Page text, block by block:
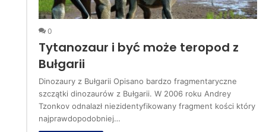
0
Tytanozaur i być może teropod z
Bułgarii
Dinozaury z Bułgarii Opisano bardzo fragmentaryczne
szczątki dinozaurów z Bułgarii. W 2006 roku Andrey
Tzonkov odnalazł niezidentyfikowany fragment kości który
najprawdopodobniej…